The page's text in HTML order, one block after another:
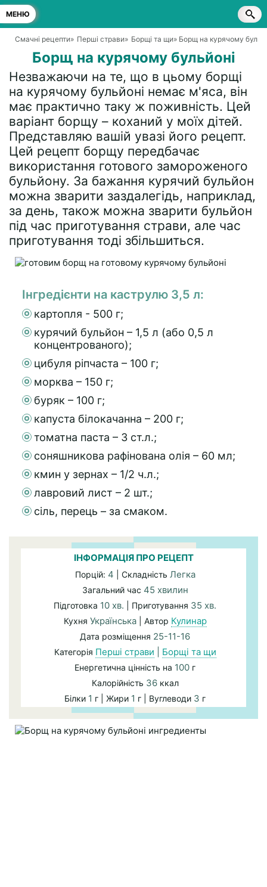
МЕНЮ
Смачні рецепти» Перші страви» Борщі та щи» Борщ на курячому
Борщ на курячому бульйоні
Незважаючи на те, що в цьому борщі
на курячому бульйоні немає м'яса, він
має практично таку ж поживність. Цей
варіант борщу – коханий у моїх дітей.
Представляю вашій увазі його рецепт.
Цей рецепт борщу передбачає
використання готового замороженого
бульйону. За бажання курячий бульйон
можна зварити заздалегідь, наприклад,
за день, також можна зварити бульйон
під час приготування страви, але час
приготування тоді збільшиться.
Інгредієнти на каструлю 3,5 л:
картопля - 500 г;
курячий бульйон – 1,5 л (або 0,5 л
концентрованого);
цибуля ріпчаста – 100 г;
морква – 150 г;
буряк – 100 г;
капуста білокачанна – 200 г;
томатна паста – 3 ст.л.;
соняшникова рафінована олія – 60 мл;
кмин у зернах – 1/2 ч.л.;
лавровий лист – 2 шт.;
сіль, перець – за смаком.
ІНФОРМАЦІЯ ПРО РЕЦЕПТ
Порцій: 4 | Складність Легка
Загальний час 45 хвилин
Підготовка 10 хв. | Приготування 35 хв.
Кухня Українська| Автор Кулинар
Дата розміщення 25-11-16
Категорія Перші страви Борщі та щи
Енергетична цінність на 100 г
Калорійність 36ккал
Білки 1 г | Жири 1 г | Вуглеводи 3 г